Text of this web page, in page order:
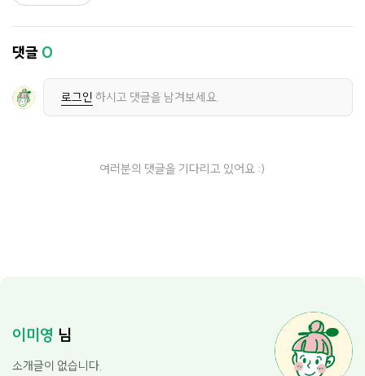
댓글 0
로그인 하시고 댓글을 남겨보세요.
여러분의 댓글을 기다리고 있어요 :)
이미영 님
소개글이 없습니다.